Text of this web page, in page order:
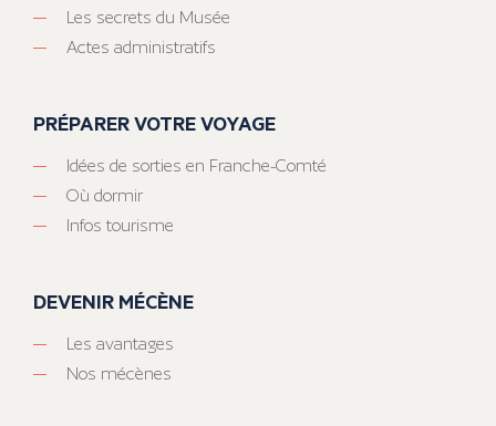
Les secrets du Musée
Actes administratifs
PRÉPARER VOTRE VOYAGE
Idées de sorties en Franche-Comté
Où dormir
Infos tourisme
DEVENIR MÉCÈNE
Les avantages
Nos mécènes